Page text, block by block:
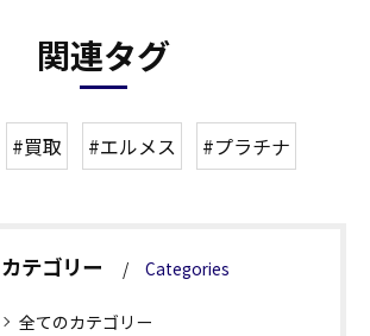
関連タグ
#買取 #エルメス #プラチナ
カテゴリー Categories
全てのカテゴリー